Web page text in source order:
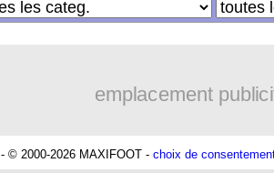
emplacement
- © 2000-2026 MAXIFOOT - choix de